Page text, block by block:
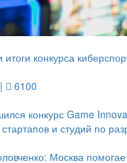
конкурса
6100
конкурс Game
и студий по